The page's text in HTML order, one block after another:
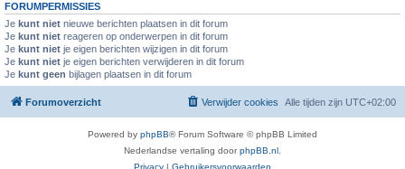
FORUMPERMISSIES
Je kunt niet nieuwe berichten plaatsen in dit forum
Je kunt niet reageren op onderwerpen in dit forum
Je kunt niet je eigen berichten wijzigen in dit forum
Je kunt niet je eigen berichten verwijderen in dit forum
Je kunt geen bijlagen plaatsen in dit forum
Forumoverzicht Alle tijden zijn UTC+02:00
Verwijder cookies
Powered by phpBB® Forum Software © phpBB Limited
Nederlandse vertaling doorphpBB.nl
Privacy | Gebruikersvoorwaarden